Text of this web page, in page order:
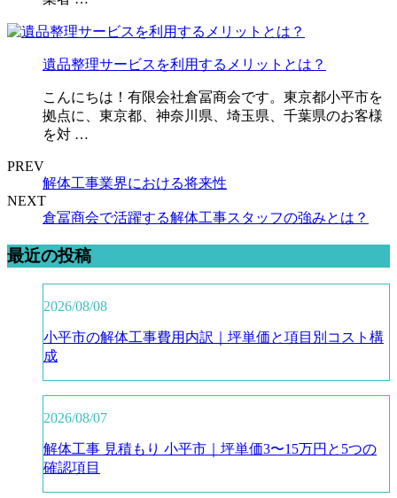
遺品整理サービスを利用するメリットとは？
こんにちは！有限会社倉冨商会です。東京都小平市を
拠点に、東京都、神奈川県、埼玉県、千葉県のお客様
を対 …
PREV
解体工事業界における将来性
NEXT
倉冨商会で活躍する解体工事スタッフの強みとは？
最近の投稿
2026/08/08
小平市の解体工事費用内訳｜坪単価と項目別コスト構
成
2026/08/07
解体工事 見積もり 小平市｜坪単価3〜15万円と5つの
確認項目